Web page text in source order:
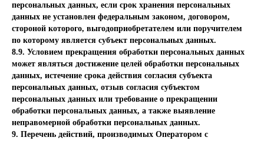
персональных данных, если срок хранения персональных
данных не установлен федеральным законом, договором,
стороной которого, выгодоприобретателем или поручителем
по которому является субъект персональных данных.
8.9. Условием прекращения обработки персональных данных
может являться достижение целей обработки персональных
данных, истечение срока действия согласия субъекта
персональных данных, отзыв согласия субъектом
персональных данных или требование о прекращении
обработки персональных данных, а также выявление
неправомерной обработки персональных данных.
9. Перечень действий, производимых Оператором с